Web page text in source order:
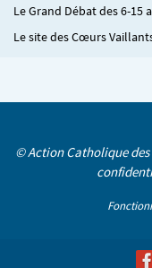
Le Grand Débat des 6-15
Le site des Cœurs
© Action Catholique